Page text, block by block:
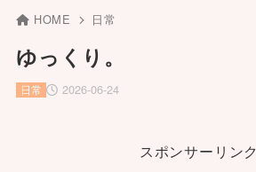
HOME 日常
ゆっくり。
2026-06-24
日常
スポンサーリンク